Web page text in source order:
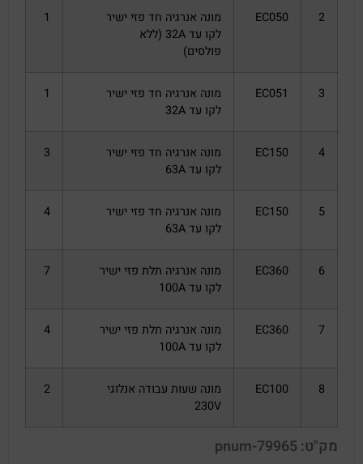
2
EC050
מונה אנרגיה חד פזי ישיר
לקו עד 32A (ללא
פולסים)
1
3
EC051
מונה אנרגיה חד פזי ישיר
לקו עד 32A
1
4
EC150
מונה אנרגיה חד פזי ישיר
לקו עד 63A
3
5
EC150
מונה אנרגיה חד פזי ישיר
לקו עד 63A
4
6
EC360
מונה אנרגיה תלת פזי ישיר
לקו עד 100A
7
7
EC360
מונה אנרגיה תלת פזי ישיר
לקו עד 100A
4
8
EC100
מונה שעות עבודה אנלוגי
230V
2
מק"ט: pnum-79965